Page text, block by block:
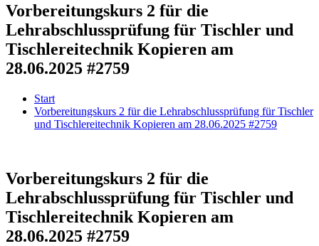
Vorbereitungskurs 2 für die
Lehrabschlussprüfung für Tischler und
Tischlereitechnik Kopieren am
28.06.2025 #2759
Start
Vorbereitungskurs 2 für die Lehrabschlussprüfung für Tischler
und Tischlereitechnik Kopieren am 28.06.2025 #2759
Vorbereitungskurs 2 für die
Lehrabschlussprüfung für Tischler und
Tischlereitechnik Kopieren am
28.06.2025 #2759